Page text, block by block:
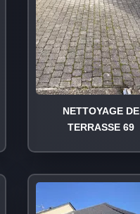
NETTOYAGE DE
TERRASSE 69